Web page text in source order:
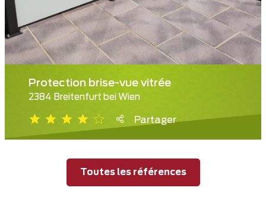
Protection brise-vue vitrée
2384 Breitenfurt bei Wien
Partager
Toutes les références